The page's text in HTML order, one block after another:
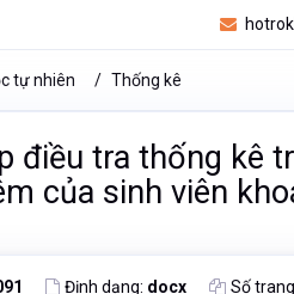
tự nhiên Thống kê
điều tra thống kê
của sinh viên
Định dạng: docx Số